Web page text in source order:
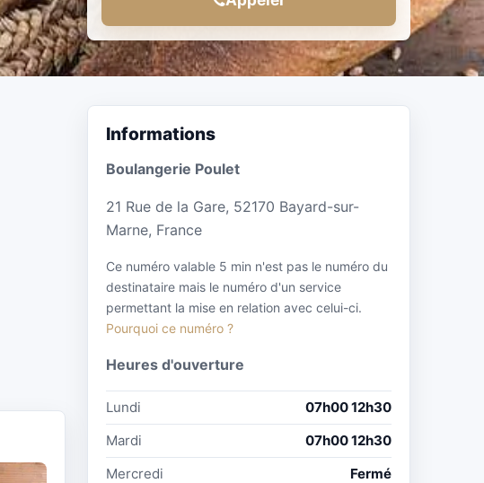
Informations
Boulangerie Poulet
21 Rue de la Gare, 52170 Bayard-sur-
Marne, France
Ce numéro valable 5 min n'est pas le numéro du
destinataire mais le numéro d'un service
permettant la mise en relation avec celui-ci.
Pourquoi ce numéro ?
Heures d'ouverture
Lundi
07h00 12h30
Mardi
07h00 12h30
Mercredi
Fermé